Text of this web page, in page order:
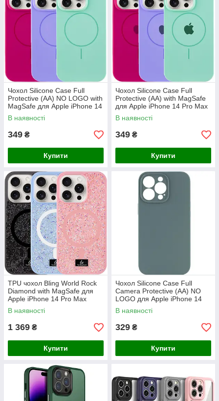
Чохол Silicone Case Full
Protective (AA) NO LOGO with
MagSafe для Apple iPhone 14
Pro Max (6.7")
В наявності
349 ₴
Купити
Чохол Silicone Case Full
Protective (AA) with MagSafe
для Apple iPhone 14 Pro Max
(6.7")
В наявності
349 ₴
Купити
TPU чохол Bling World Rock
Diamond with MagSafe для
Apple iPhone 14 Pro Max
(6.7")
В наявності
1 369 ₴
Купити
Чохол Silicone Case Full
Camera Protective (AA) NO
LOGO для Apple iPhone 14
Pro Max (6.7")
В наявності
329 ₴
Купити